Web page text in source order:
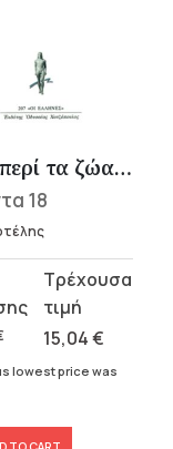
Των περί τα ζώα ιστοριών Κ
18
15,04€
lowest price was